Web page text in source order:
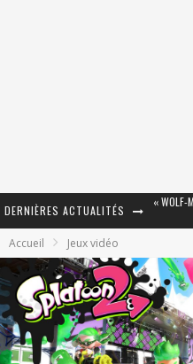
DERNIÈRES ACTUALITÉS
Star Fox
Accueil Jeux vidéo